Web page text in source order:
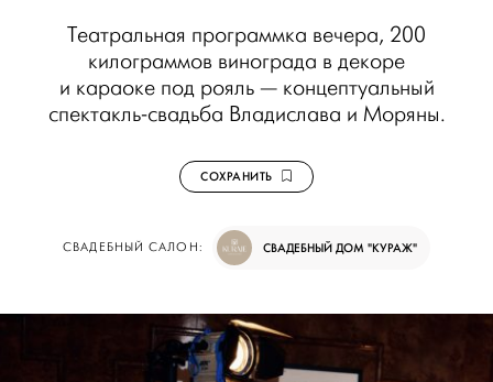
Театральная программка вечера, 200
килограммов винограда в декоре
и караоке под рояль — концептуальный
спектакль-свадьба Владислава и Моряны.
СОХРАНИТЬ
СВАДЕБНЫЙ САЛОН: СВАДЕБНЫЙ ДОМ "КУРАЖ"